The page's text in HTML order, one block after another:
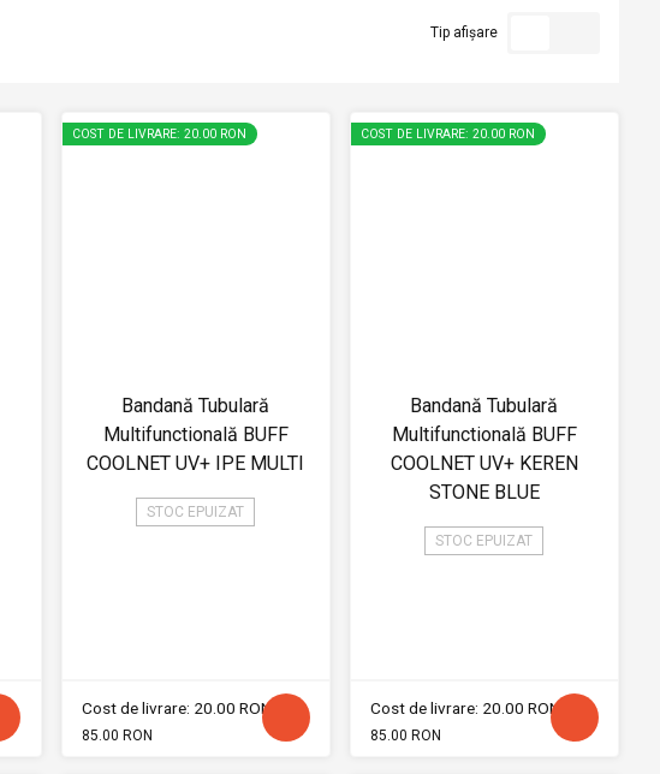
Tip afișare
COST DE LIVRARE: 20.00 RON
Bandană Tubulară
Multifunctională BUFF
COOLNET UV+ IPE MULTI
STOC EPUIZAT
Cost de livrare: 20.00 RON
85.00 RON
COST DE LIVRARE: 20.00 RON
Bandană Tubulară
Multifunctională BUFF
COOLNET UV+ KEREN
STONE BLUE
STOC EPUIZAT
Cost de livrare: 20.00 RON
85.00 RON